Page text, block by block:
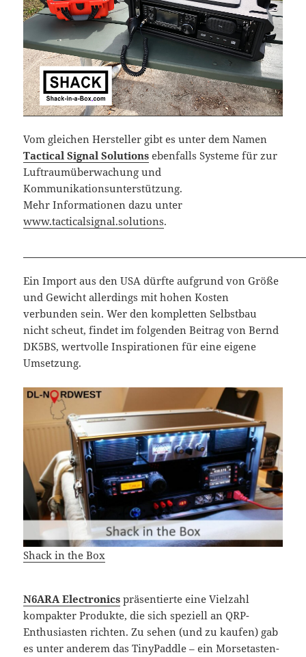
Vom gleichen Hersteller gibt es unter dem Namen
Tactical Signal Solutions ebenfalls Systeme für zur
Luftraumüberwachung und
Kommunikationsunterstützung.
Mehr Informationen dazu unter
www.tacticalsignal.solutions.
Ein Import aus den USA dürfte aufgrund von Größe
und Gewicht allerdings mit hohen Kosten
verbunden sein. Wer den kompletten Selbstbau
nicht scheut, findet im folgenden Beitrag von Bernd
DK5BS, wertvolle Inspirationen für eine eigene
Umsetzung.
Shack in the Box
N6ARA Electronics präsentierte eine Vielzahl
kompakter Produkte, die sich speziell an QRP-
Enthusiasten richten. Zu sehen (und zu kaufen) gab
es unter anderem das TinyPaddle – ein Morsetasten-